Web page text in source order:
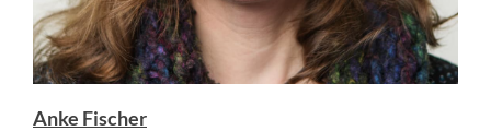
Anke Fischer